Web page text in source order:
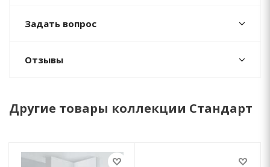
Задать вопрос
Отзывы
Другие товары коллекции Стандарт